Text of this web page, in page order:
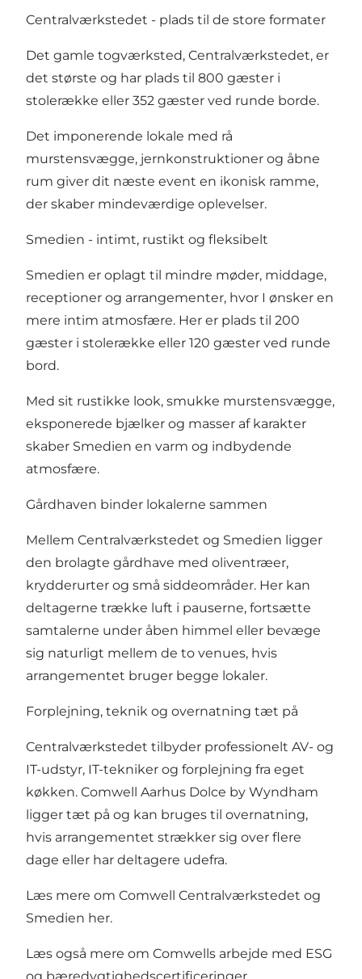
Centralværkstedet - plads til de store formater
Det gamle togværksted, Centralværkstedet, er
det største og har plads til 800 gæster i
stolerække eller 352 gæster ved runde borde.
Det imponerende lokale med rå
murstensvægge, jernkonstruktioner og åbne
rum giver dit næste event en ikonisk ramme,
der skaber mindeværdige oplevelser.
Smedien - intimt, rustikt og fleksibelt
Smedien er oplagt til mindre møder, middage,
receptioner og arrangementer, hvor I ønsker en
mere intim atmosfære. Her er plads til 200
gæster i stolerække eller 120 gæster ved runde
bord.
Med sit rustikke look, smukke murstensvægge,
eksponerede bjælker og masser af karakter
skaber Smedien en varm og indbydende
atmosfære.
Gårdhaven binder lokalerne sammen
Mellem Centralværkstedet og Smedien ligger
den brolagte gårdhave med oliventræer,
krydderurter og små siddeområder. Her kan
deltagerne trække luft i pauserne, fortsætte
samtalerne under åben himmel eller bevæge
sig naturligt mellem de to venues, hvis
arrangementet bruger begge lokaler.
Forplejning, teknik og overnatning tæt på
Centralværkstedet tilbyder professionelt AV- og
IT-udstyr, IT-tekniker og forplejning fra eget
køkken. Comwell Aarhus Dolce by Wyndham
ligger tæt på og kan bruges til overnatning,
hvis arrangementet strækker sig over flere
dage eller har deltagere udefra.
Læs mere om Comwell Centralværkstedet og
Smedien her.
Læs også mere om Comwells arbejde med ESG